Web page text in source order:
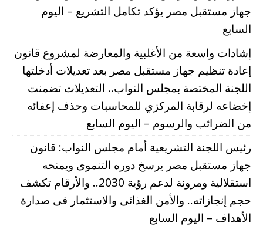
جهاز مستقبل مصر يؤكد تكامل التشريع – اليوم
السابع
إشادات واسعة من الأغلبية والمعارضة لمشروع قانون
إعادة تنظيم جهاز مستقبل مصر بعد تعديلات أدخلتها
اللجنة المختصة بمجلس النواب.. التعديلات تضمنت
إخضاعه لرقابة المركزي للمحاسبات وحذف إعفائه
من الضرائب والرسوم – اليوم السابع
رئيس اللجنة التشريعية أمام مجلس النواب: قانون
جهاز مستقبل مصر يرسخ دوره التنموى ويمنحه
استقلالية ومرونة لدعم رؤية 2030.. والأرقام تكشف
حجم إنجازاته.. والأمن الغذائى والاستثمار فى صدارة
الأهداف – اليوم السابع